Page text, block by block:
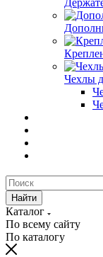
Чехлы
Найти
Каталог
По всему сайту
По каталогу